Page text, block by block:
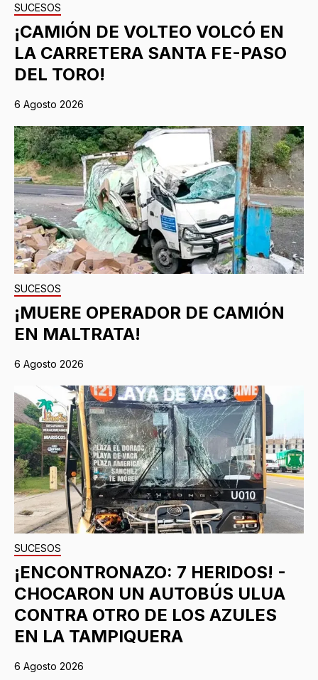
SUCESOS
¡CAMIÓN DE VOLTEO VOLCÓ EN
LA CARRETERA SANTA FE-PASO
DEL TORO!
6 Agosto 2026
SUCESOS
¡MUERE OPERADOR DE CAMIÓN
EN MALTRATA!
6 Agosto 2026
SUCESOS
¡ENCONTRONAZO: 7 HERIDOS! -
CHOCARON UN AUTOBÚS ULUA
CONTRA OTRO DE LOS AZULES
EN LA TAMPIQUERA
6 Agosto 2026